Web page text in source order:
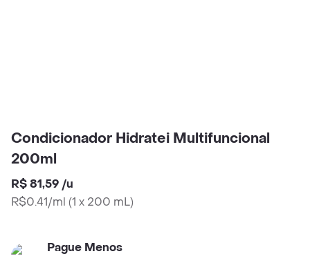
Condicionador Hidratei Multifuncional
200ml
R$ 81,59 /u
R$0.41/ml (1 x 200 mL)
Pague Menos